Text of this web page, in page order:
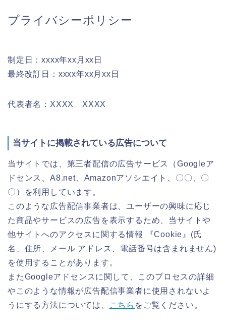
プライバシーポリシー
制定日：xxxx年xx月xx日
最終改訂日：xxxx年xx月xx日
代表者名：XXXX XXXX
当サイトに掲載されている広告について
当サイトでは、第三者配信の広告サービス（Googleア
ドセンス、A8.net、Amazonアソシエイト、〇〇、〇
〇）を利用しています。
このような広告配信事業者は、ユーザーの興味に応じ
た商品やサービスの広告を表示するため、当サイトや
他サイトへのアクセスに関する情報 『Cookie』(氏
名、住所、メール アドレス、電話番号は含まれません)
を使用することがあります。
またGoogleアドセンスに関して、このプロセスの詳細
やこのような情報が広告配信事業者に使用されないよ
うにする方法については、
こちら をご覧ください。